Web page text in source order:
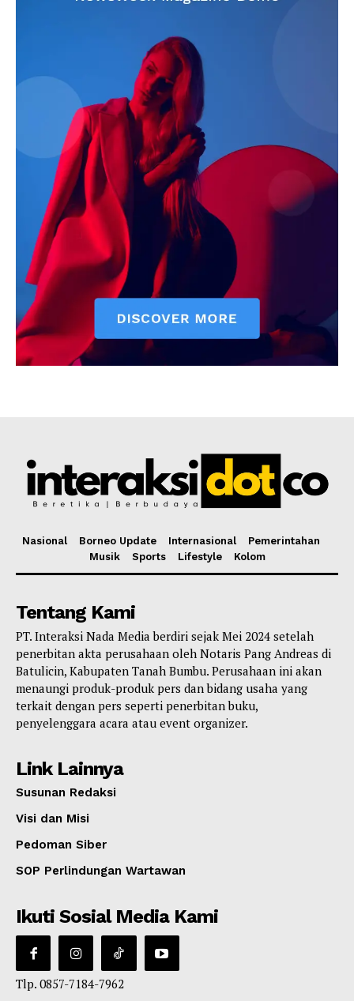
Nasional Borneo Update Internasional
Pemerintahan
Musik
Sports Lifestyle Kolom
Tentang Kami
PT. Interaksi Nada Media berdiri sejak Mei 2024 setelah
penerbitan akta perusahaan oleh Notaris Pang Andreas di
Batulicin, Kabupaten Tanah Bumbu. Perusahaan ini akan
menaungi produk-produk pers dan bidang usaha yang
terkait dengan pers seperti penerbitan buku,
penyelenggara acara atau event organizer.
Link Lainnya
Susunan Redaksi
Visi dan Misi
Pedoman Siber
SOP Perlindungan Wartawan
Ikuti Sosial Media Kami
Tlp. 0857-7184-7962